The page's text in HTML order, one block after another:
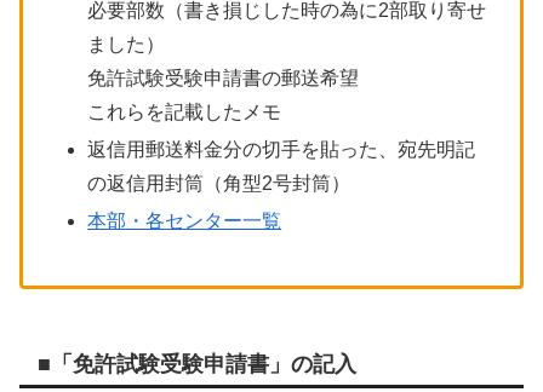
必要部数（書き損じした時の為に2部取り寄せ
ました）
免許試験受験申請書の郵送希望
これらを記載したメモ
返信用郵送料金分の切手を貼った、宛先明記
の返信用封筒（角型2号封筒）
本部・各センター一覧
■「免許試験受験申請書」の記入